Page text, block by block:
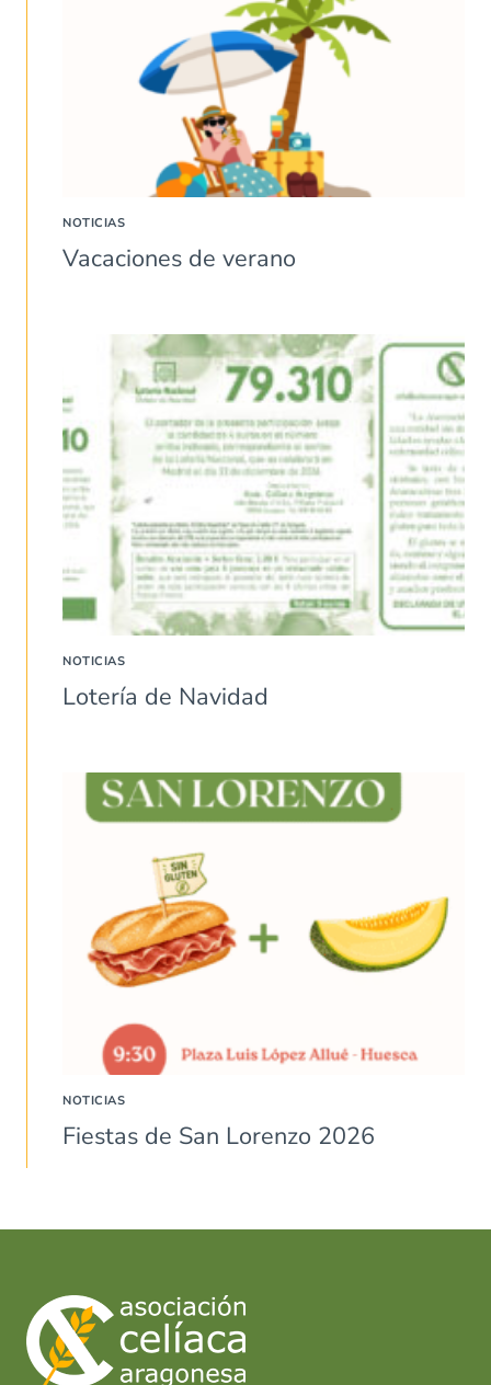
NOTICIAS
Vacaciones de verano
NOTICIAS
Lotería de Navidad
NOTICIAS
Fiestas de San Lorenzo 2026